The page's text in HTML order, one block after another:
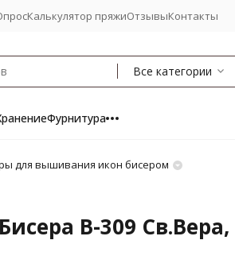
Калькулятор пряжиОтзывыКонтакты
Все категории
Фурнитура
для вышивания икон бисером
В-309 Св.Вера,